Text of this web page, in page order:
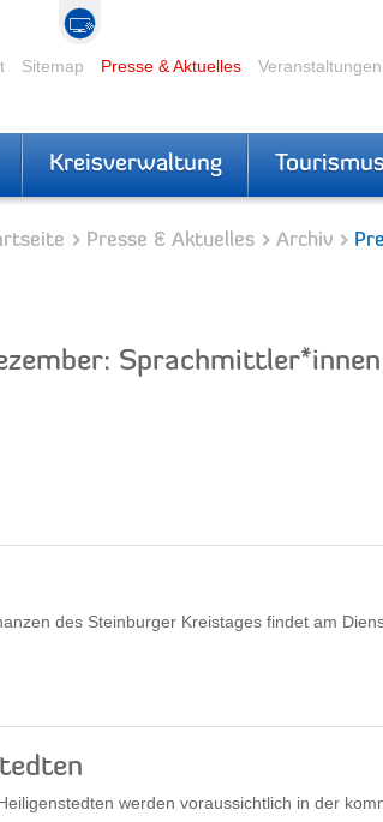
Sitemap Presse & Aktuelles Veranstaltungen
Kreisverwaltung Tourismus
Presse & Aktuelles Archiv
Sprachmittler*innen
des Steinburger Kreistages findet am
werden voraussichtlich in der